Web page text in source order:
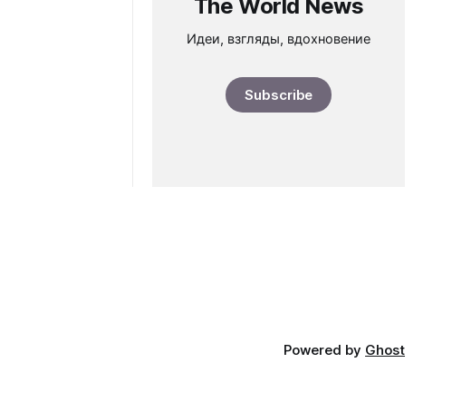
The World News
Идеи, взгляды, вдохновение
Subscribe
Powered by Ghost